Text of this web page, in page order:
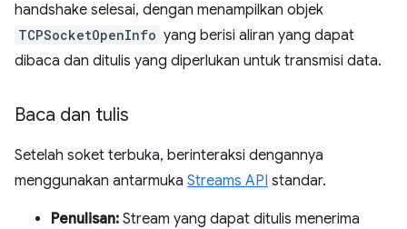
handshake selesai, dengan menampilkan objek
TCPSocketOpenInfo yang berisi aliran yang dapat
dibaca dan ditulis yang diperlukan untuk transmisi data.
Baca dan tulis
Setelah soket terbuka, berinteraksi dengannya
menggunakan antarmuka Streams API standar.
Penulisan: Stream yang dapat ditulis menerima